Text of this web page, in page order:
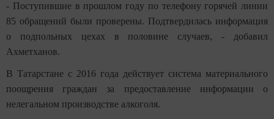
- Поступившие в прошлом году по телефону горячей линии
85 обращений были проверены. Подтвердилась информация
о подпольных цехах в половине случаев, - добавил
Ахметханов.
В Татарстане с 2016 года действует система материального
поощрения граждан за предоставление информации о
нелегальном производстве алкоголя.